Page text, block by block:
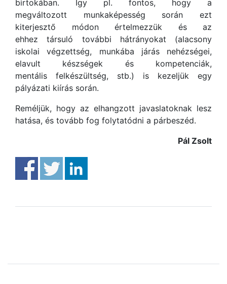
birtokában. Így pl. fontos, hogy a
megváltozott munkaképesség során ezt
kiterjesztő módon értelmezzük és az
ehhez társuló további hátrányokat (alacsony
iskolai végzettség, munkába járás nehézségei,
elavult készségek és kompetenciák,
mentális felkészültség, stb.) is kezeljük egy
pályázati kiírás során.
Reméljük, hogy az elhangzott javaslatoknak lesz
hatása, és tovább fog folytatódni a párbeszéd.
Pál Zsolt